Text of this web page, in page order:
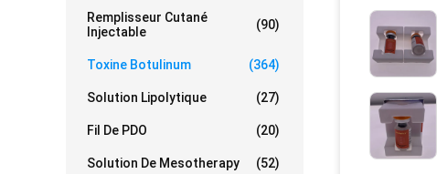
Remplisseur Cutané
Injectable
(90)
Toxine Botulinum (364)
Solution Lipolytique (27)
Fil De PDO (20)
Solution De Mesotherapy (52)